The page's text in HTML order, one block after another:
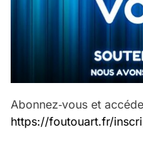
Abonnez‑vous et
https://foutouart.fr/